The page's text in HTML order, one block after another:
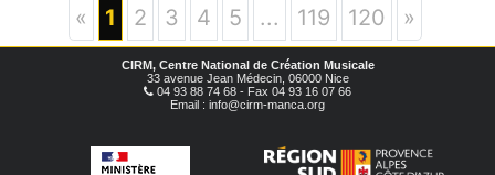
« 1 2 3 4 5 ... 119 120 »
CIRM, Centre National de Création Musicale
33 avenue Jean Médecin, 06000 Nice
04 93 88 74 68 - Fax 04 93 16 07 66
Email : info@cirm-manca.org